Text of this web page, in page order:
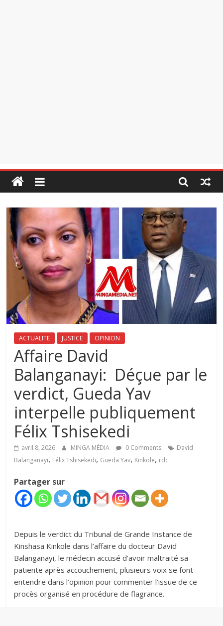
ACTUALITE JUSTICE OPINION
‎Affaire David
Balanganayi: Déçue par le
verdict, Gueda Yav
interpelle publiquement
Félix Tshisekedi
avril 8, 2026 MINGA MÉDIA 0 Comments
David
Balanganayi, Félix Tshisekedi, Gueda Yav, Kinkole, rdc
Partager sur
‎‎Depuis le verdict du Tribunal de Grande Instance de
Kinshasa Kinkole dans l’affaire du docteur David
Balanganayi, le médecin accusé d’avoir maltraité sa
patiente après accouchement, plusieurs voix se font
entendre dans l’opinion pour commenter l’issue de ce
procès organisé en procédure de flagrance.